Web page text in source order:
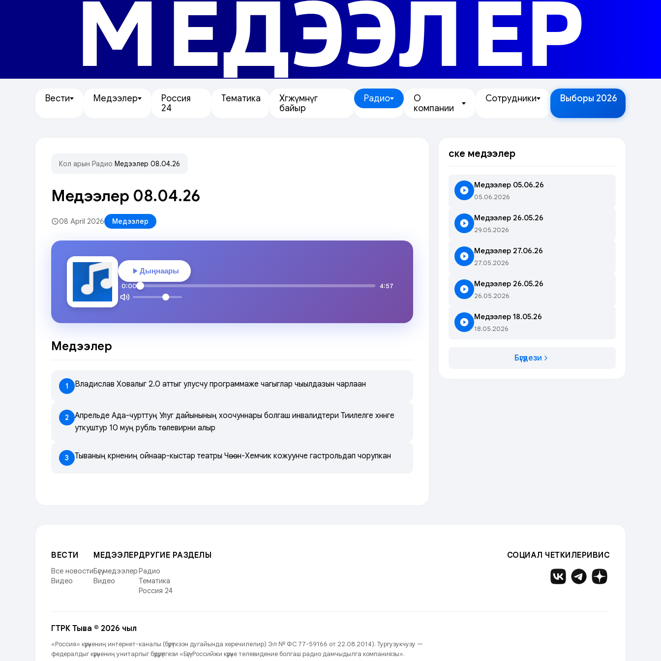
МЕДЭЭЛЕР
Вести Медээлер
Россия
24
Тематика
Хөгжүмнүг
байыр
Радио
О
компании
Сотрудники Выборы 2026
Кол арын Радио Медээлер 08.04.26
Медээлер 08.04.26
08 April 2026 Медээлер
Дыңнаары
0:00
4:57
Медээлер
1 Владислав Ховалыг 2.0 аттыг улусчу программаже чагыглар чыылдазын чарлаан
2
Апрельде Ада-чурттуң Улуг дайынының хоочуннары болгаш инвалидтери Тиилелге хүнүнге
уткуштур 10 муң рубль төлевирни алыр
3 Тываның күрүнениң ойнаар-кыстар театры Чөөн-Хемчик кожуунче гастрольдап чорупкан
Өске медээлер
Медээлер 05.06.26
05.06.2026
Медээлер 26.05.26
29.05.2026
Медээлер 27.06.26
27.05.2026
Медээлер 26.05.26
26.05.2026
Медээлер 18.05.26
18.05.2026
Бүгүдези
ВЕСТИ
Все новости
Видео
МЕДЭЭЛЕР
Бүгү медээлер
Видео
ДРУГИЕ РАЗДЕЛЫ
Радио
Тематика
Россия 24
СОЦИАЛ ЧЕТКИЛЕРИВИС
ГТРК Тыва © 2026 чыл
«Россия» күрүнениң интернет-каналы (бүрүткээн дугайында херечилелир) Эл № ФС 77-59166 от 22.08.2014). Тургузукчузу —
федералдыг күрүнениң унитарлыг бүдүрүлгези «Бүгү-Российжи күрүне телевидение болгаш радио дамчыдылга компаниязы».